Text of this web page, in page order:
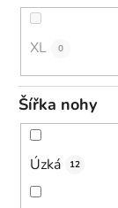
XL 0
Šířka nohy
Úzká 12